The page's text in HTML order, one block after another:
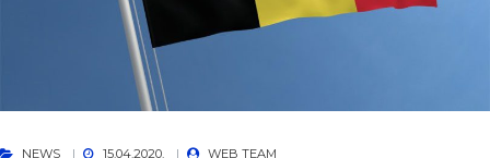
NEWS 15.04.2020. WEB TEAM